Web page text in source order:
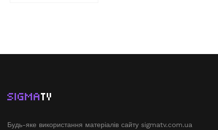
SIGMATV
Будь-яке використання матеріалів сайту sigmatv.com.ua